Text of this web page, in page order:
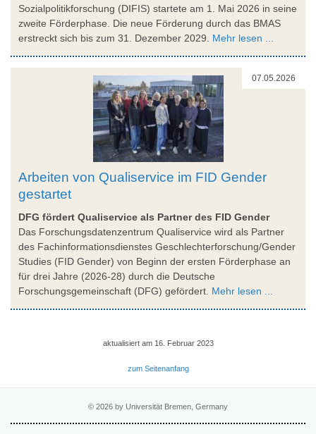
Sozialpolitikforschung (DIFIS) startete am 1. Mai 2026 in seine
zweite Förderphase. Die neue Förderung durch das BMAS
erstreckt sich bis zum 31. Dezember 2029. Mehr lesen ...
07.05.2026
Arbeiten von Qualiservice im FID Gender
gestartet
DFG fördert Qualiservice als Partner des FID Gender
Das Forschungsdatenzentrum Qualiservice wird als Partner
des Fachinformationsdienstes Geschlechterforschung/Gender
Studies (FID Gender) von Beginn der ersten Förderphase an
für drei Jahre (2026-28) durch die Deutsche
Forschungsgemeinschaft (DFG) gefördert. Mehr lesen ...
aktualisiert am 16. Februar 2023
zum Seitenanfang
© 2026 by Universität Bremen, Germany